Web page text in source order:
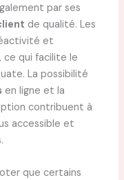
par ses
de qualité. Les
et
ce qui facilite le
La possibilité
en ligne et la
contribuent à
accessible et
que certains